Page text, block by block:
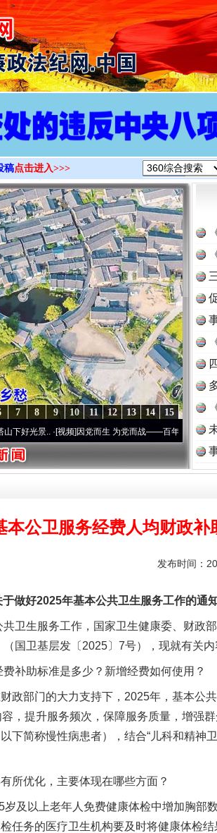
>
稿点击进入>>>
15
14
13
12
11
10
9
8
7
..·[视频]因党而生 为党而战——百年“纪”事⑧加强纪律.. ·[
本公卫服务经费人均财政补
发布时间：
于做好2025年基本公共卫生服务工作的通
生服务工作，国家卫生健康委、财政
国卫基层发〔2025〕7号），现就有关内
助标准是多少？新增经费如何使用？
部门的大力支持下，2025年，基本公
，提升服务频次，保障服务质量，增强
下简称慢性病患者），结合“儿科和精神
优化，主要体现在哪些方面？
以上老年人免费健康体检中增加胸部
任务的医疗卫生机构要及时将健康体检